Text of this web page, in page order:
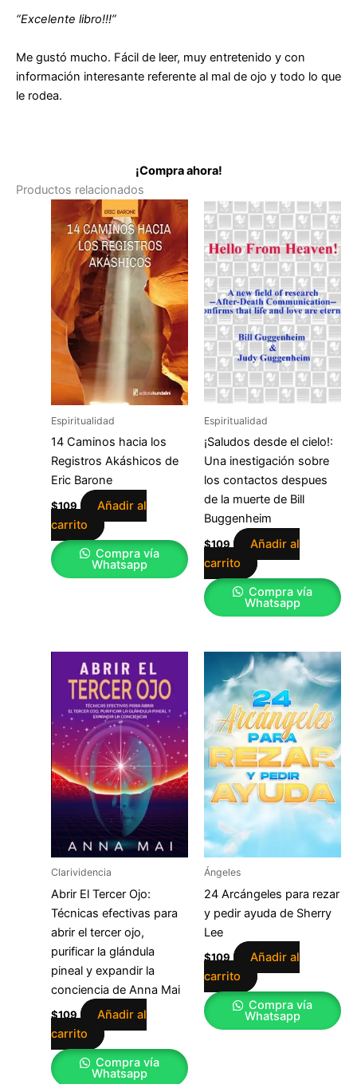
“Excelente libro!!!”
Me gustó mucho. Fácil de leer, muy entretenido y con
información interesante referente al mal de ojo y todo lo que
le rodea.
¡Compra ahora!
Productos relacionados
Espiritualidad
14 Caminos hacia los
Registros Akáshicos de
Eric Barone
$109
Añadir al
carrito
Compra vía
Whatsapp
Espiritualidad
¡Saludos desde el cielo!:
Una inestigación sobre
los contactos despues
de la muerte de Bill
Buggenheim
$109
Añadir al
carrito
Compra vía
Whatsapp
Clarividencia
Abrir El Tercer Ojo:
Técnicas efectivas para
abrir el tercer ojo,
purificar la glándula
pineal y expandir la
conciencia de Anna Mai
$109
Añadir al
carrito
Compra vía
Whatsapp
Ángeles
24 Arcángeles para rezar
y pedir ayuda de Sherry
Lee
$109
Añadir al
carrito
Compra vía
Whatsapp